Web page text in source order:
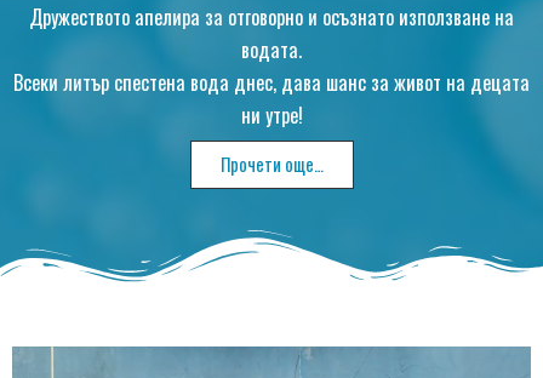
Дружеството апелира за отговорно и осъзнато използване на
водата.
Всеки литър спестена вода днес, дава шанс за живот на децата
ни утре!
Прочети още…